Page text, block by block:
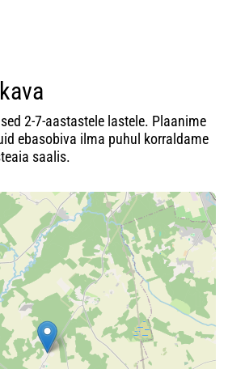
2-7-aastastele lastele. Plaanime
ebasobiva ilma puhul korraldame
saalis.